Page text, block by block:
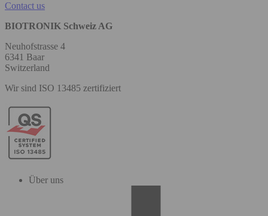
Contact us
BIOTRONIK Schweiz AG
Neuhofstrasse 4
6341 Baar
Switzerland
Wir sind ISO 13485 zertifiziert
Über uns